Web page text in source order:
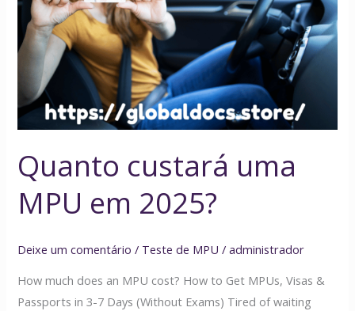
Quanto custará uma
MPU em 2025?
Deixe um comentário / Teste de MPU /administrador
How much does an MPU cost? How to Get MPUs, Visas &
Passports in 3-7 Days (Without Exams) Tired of waiting
em
2025?